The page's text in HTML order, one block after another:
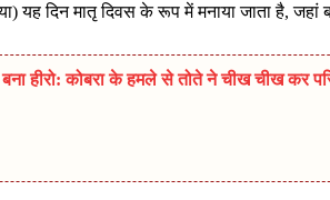
यह दिन मातृ दिवस के रूप में मनाया जाता है, जहां
बना हीरो: कोबरा के हमले से तोते ने चीख चीख कर